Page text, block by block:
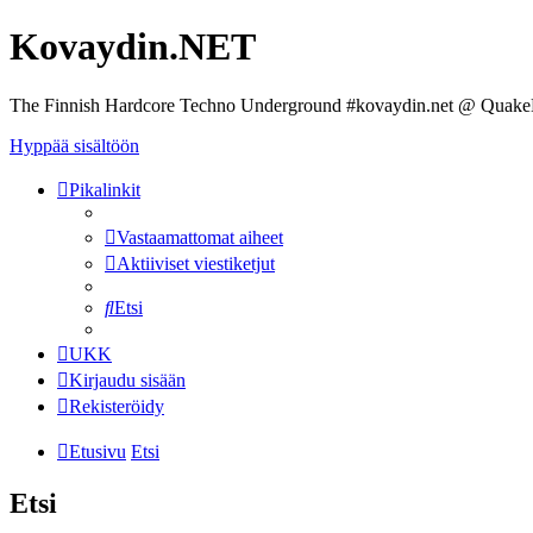
Kovaydin.NET
The Finnish Hardcore Techno Underground #kovaydin.net @
Hyppää sisältöön
Pikalinkit
Vastaamattomat aiheet
Aktiiviset viestiketjut
Etsi
UKK
Kirjaudu sisään
Rekisteröidy
Etusivu Etsi
Etsi